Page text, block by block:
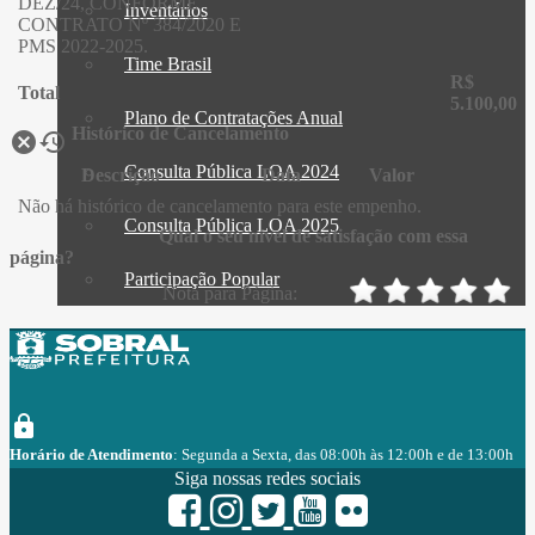
Inventários
Time Brasil
Plano de Contratações Anual
Consulta Pública LOA 2024
Consulta Pública LOA 2025
Participação Popular
menu
CONTRATO Nº 384/2020 E
PMS 2022-2025.
Total
R$
5.100,00
cancelhistory Histórico de Cancelamento
Descrição Data
Valor
Não há histórico de cancelamento para este empenho.
Qual o seu nível de satisfação com essa
página?
Nota para Página:
lock
Horário de Atendimento: Segunda a Sexta, das 08:00h às 12:00h e de 13:00h
às 17:00h
R. Viriato de Medeiros, 1250 - Centro Sobral - CE
Siga nossas redes sociais